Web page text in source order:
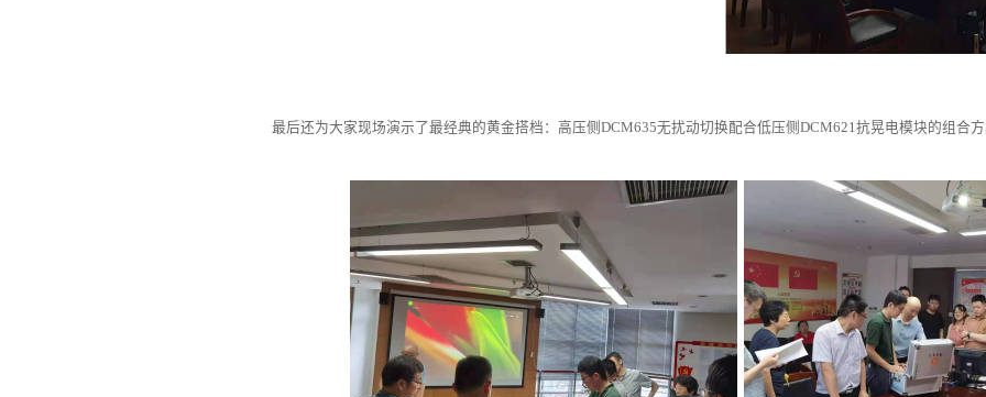
最后还为大家现场演示了最经典的黄金搭档：高压侧DCM635无扰动切换配合低压侧DCM621抗晃电模块的组合